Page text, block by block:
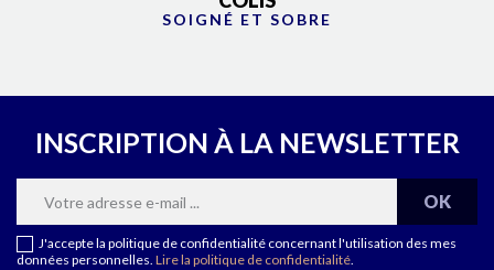
SOIGNÉ ET SOBRE
INSCRIPTION À LA NEWSLETTER
J'accepte la politique de confidentialité concernant l'utilisation des mes
données personnelles. Lire la politique de confidentialité.